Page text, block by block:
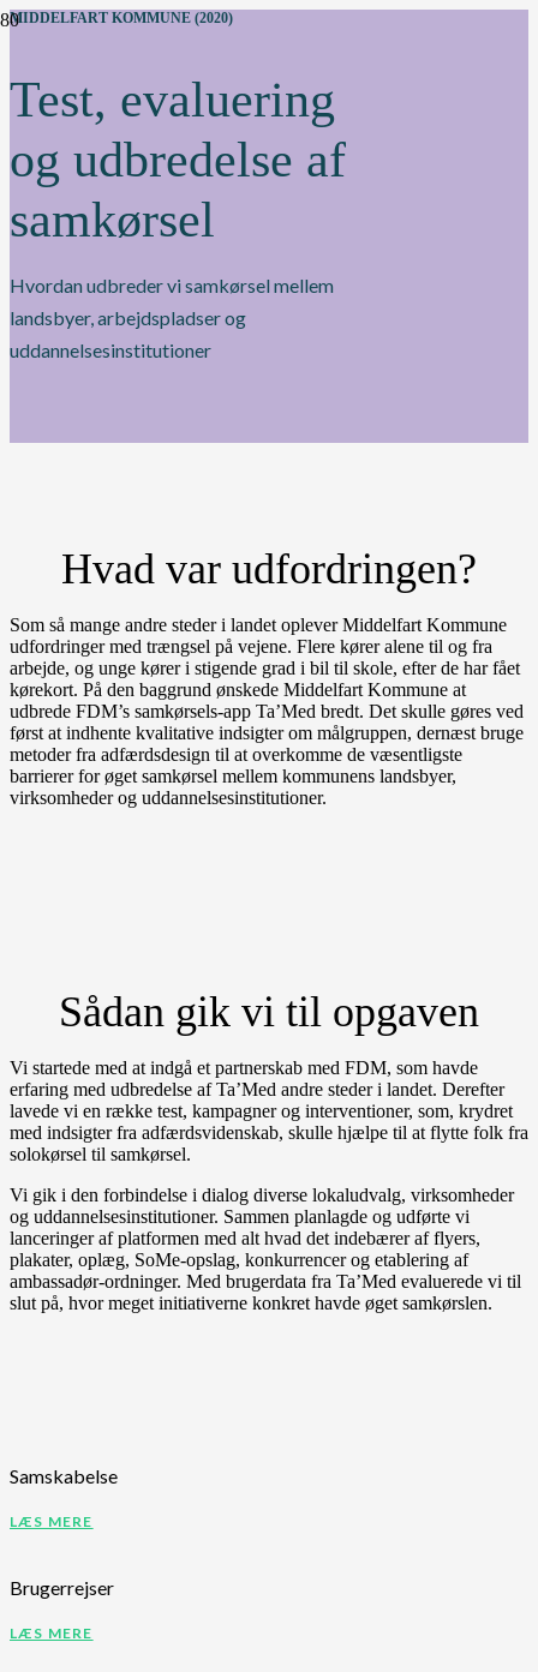
MIDDELFART KOMMUNE (2020)
Test, evaluering
og udbredelse af
samkørsel
Hvordan udbreder vi samkørsel mellem
landsbyer, arbejdspladser og
uddannelsesinstitutioner
Hvad var udfordringen?
Som så mange andre steder i landet oplever Middelfart Kommune
udfordringer med trængsel på vejene. Flere kører alene til og fra
arbejde, og unge kører i stigende grad i bil til skole, efter de har fået
kørekort. På den baggrund ønskede Middelfart Kommune at
udbrede FDM’s samkørsels-app Ta’Med bredt. Det skulle gøres ved
først at indhente kvalitative indsigter om målgruppen, dernæst bruge
metoder fra adfærdsdesign til at overkomme de væsentligste
barrierer for øget samkørsel mellem kommunens landsbyer,
virksomheder og uddannelsesinstitutioner.
Sådan gik vi til opgaven
Vi startede med at indgå et partnerskab med FDM, som havde
erfaring med udbredelse af Ta’Med andre steder i landet. Derefter
lavede vi en række test, kampagner og interventioner, som, krydret
med indsigter fra adfærdsvidenskab, skulle hjælpe til at flytte folk fra
solokørsel til samkørsel.
Vi gik i den forbindelse i dialog diverse lokaludvalg, virksomheder
og uddannelsesinstitutioner. Sammen planlagde og udførte vi
lanceringer af platformen med alt hvad det indebærer af flyers,
plakater, oplæg, SoMe-opslag, konkurrencer og etablering af
ambassadør-ordninger. Med brugerdata fra Ta’Med evaluerede vi til
slut på, hvor meget initiativerne konkret havde øget samkørslen.
Samskabelse
LÆS MERE
Brugerrejser
LÆS MERE